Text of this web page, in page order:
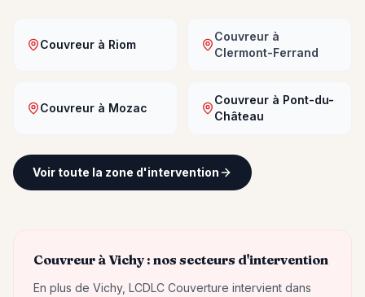
Couvreur à Riom
Couvreur à
Clermont-Ferrand
Couvreur à Mozac
Couvreur à Pont-du-
Château
Voir toute la zone d'intervention
Couvreur àVichy : nos secteurs d'intervention
En plus de Vichy, LCDLC Couverture intervient dans